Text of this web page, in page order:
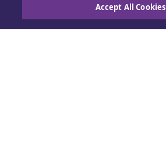
Building Claims
Accept All Cookies